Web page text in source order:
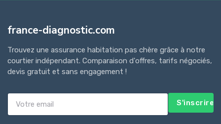
france-diagnostic.com
Trouvez une assurance habitation pas chère grâce à notre
courtier indépendant. Comparaison d'offres, tarifs négociés,
devis gratuit et sans engagement !
S'inscrire